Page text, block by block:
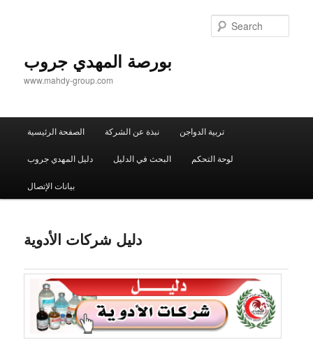
بورصة المهدي جروب
www.mahdy-group.com
الصفحة الرئيسية نبذة عن الشركة تربية الدواجن
دليل المهدي جروب البحث في الدليل لوحة التحكم
بيانات الإتصال
دليل شركات الأدوية